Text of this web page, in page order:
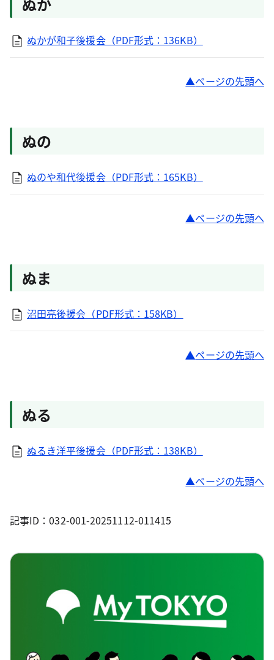
ぬかが和子後援会（PDF形式：136KB）
ページの先頭へ
ぬの
ぬのや和代後援会（PDF形式：165KB）
ページの先頭へ
ぬま
沼田亮後援会（PDF形式：158KB）
ページの先頭へ
ぬる
ぬるき洋平後援会（PDF形式：138KB）
ページの先頭へ
記事ID：032-001-20251112-011415